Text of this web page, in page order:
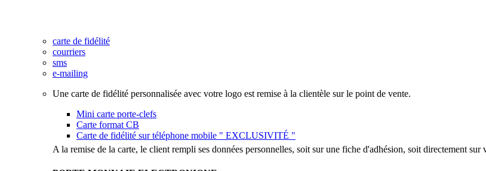
carte de fidélité
courriers
sms
e-mailing
Une carte de fidélité personnalisée avec votre logo est remise à la clientèle sur le point de vente.
Mini carte porte-clefs
Carte format CB
Carte de fidélité sur téléphone mobile " EXCLUSIVITÉ "
A la remise de la carte, le client rempli ses données personnelles, soit sur une fiche d'adhésion, soit directement